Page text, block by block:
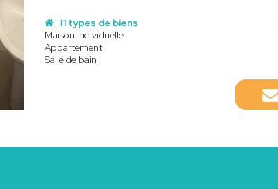
11 types de biens
Maison individuelle
Appartement
Salle de bain